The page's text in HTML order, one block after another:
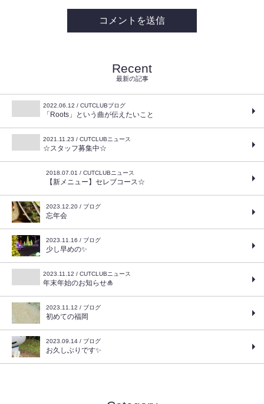
Recent
最新の記事
2022.06.12 / CUTCLUBブログ
「Roots」という曲が伝えたいこと
2021.11.23 / CUTCLUBニュース
☆スタッフ募集中☆
2018.07.01 / CUTCLUBニュース
【新メニュー】セレブコース☆
2023.12.20 / ブログ
忘年会
2023.11.16 / ブログ
少し早めの✨
2023.11.12 / CUTCLUBニュース
年末年始のお知らせ🎍
2023.11.12 / ブログ
初めての福岡
2023.09.14 / ブログ
お久しぶりです✨